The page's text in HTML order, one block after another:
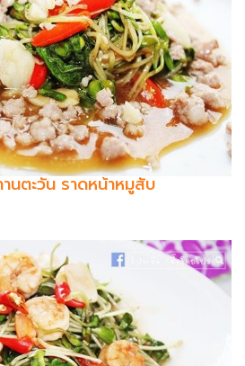
นตะวัน ราดหน้าหมูสับ